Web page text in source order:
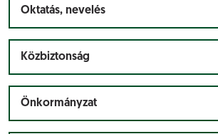
Oktatás, nevelés
Közbiztonság
Önkormányzat